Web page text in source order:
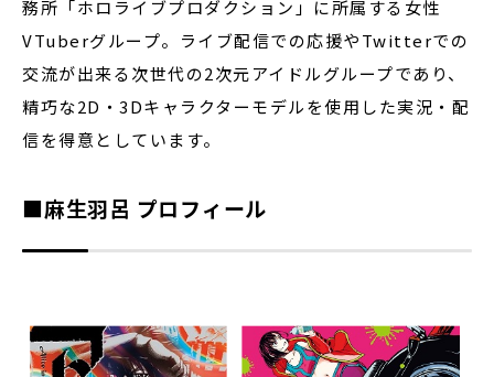
務所「ホロライブプロダクション」に所属する女性
VTuberグループ。ライブ配信での応援やTwitterでの
交流が出来る次世代の2次元アイドルグループであり、
精巧な2D・3Dキャラクターモデルを使用した実況・配
信を得意としています。
■麻生羽呂 プロフィール